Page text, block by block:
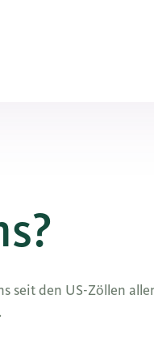
seit den US-Zöllen